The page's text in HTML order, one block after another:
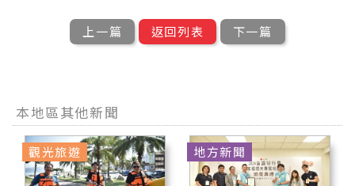
上一篇 返回列表 下一篇
本地區其他新聞
觀光旅遊 地方新聞